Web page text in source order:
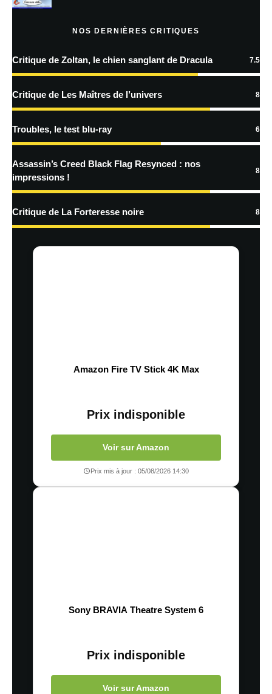
Prévenez-moi de tous les nouveaux articles par e-mail.
En savoir
traitées
NOS DERNIÈRES CRITIQUES
Critique de Zoltan, le chien sanglant de Dracula 7.5
Critique de Les Maîtres de l’univers 8
Troubles, le test blu-ray 6
Assassin’s Creed Black Flag Resynced : nos
impressions !
8
Critique de La Forteresse noire 8
Amazon Fire TV Stick 4K Max
Prix indisponible
Voir sur Amazon
Prix mis à jour : 05/08/2026 14:30
Sony BRAVIA Theatre System 6
Prix indisponible
Voir sur Amazon